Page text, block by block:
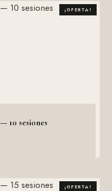
¡OFERTA!
10 sesiones
¡OFERTA!